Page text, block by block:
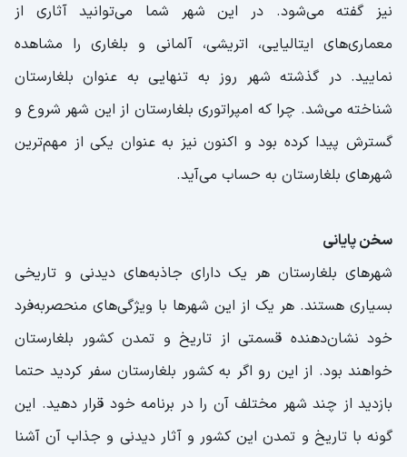
نیز گفته می‌شود. در این شهر شما می‌توانید آثاری از
معماری‌های ایتالیایی، اتریشی، آلمانی و بلغاری را مشاهده
نمایید. در گذشته شهر روز به تنهایی به عنوان بلغارستان
شناخته می‌شد. چرا که امپراتوری بلغارستان از این شهر شروع و
گسترش پیدا کرده بود و اکنون نیز به عنوان یکی از مهم‌ترین
شهرهای بلغارستان به حساب می‌آید.
سخن پایانی
شهرهای بلغارستان هر یک دارای جاذبه‌های دیدنی و تاریخی
بسیاری هستند. هر یک از این شهرها با ویژگی‌های منحصربه‌فرد
خود نشان‌دهنده قسمتی از تاریخ و تمدن کشور بلغارستان
خواهند بود. از این رو اگر به کشور بلغارستان سفر کردید حتما
بازدید از چند شهر مختلف آن را در برنامه خود قرار دهید. این
گونه با تاریخ و تمدن این کشور و آثار دیدنی و جذاب آن آشنا